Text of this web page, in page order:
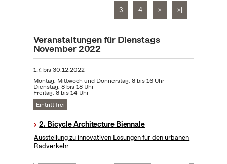
3 4 > >|
Veranstaltungen für Dienstags
November 2022
1.7. bis30.12.2022
Montag, Mittwoch und Donnerstag, 8 bis 16 Uhr
Dienstag, 8 bis 18 Uhr
Freitag, 8 bis 14 Uhr
Eintritt frei
2. Bicycle Architecture Biennale
Ausstellung zu innovativen Lösungen für den urbanen
Radverkehr